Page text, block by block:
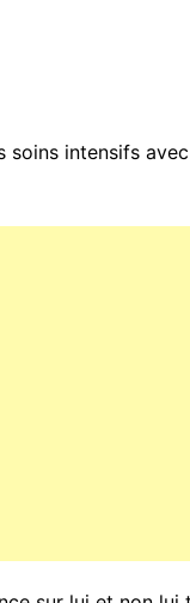
soins intensifs avec